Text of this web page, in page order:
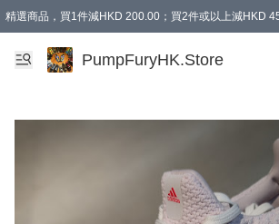
精選商品，買1件減HKD 200.00；買2件或以上減HKD
AAPE商品,會員專享9折或以上（按會員等級）AAPE
精選商品，任選買2件或以上減HKD 100.00
購物滿 HKD 800.00即享免運費優惠！（適用於 特定的送
PumpFuryHK.Store